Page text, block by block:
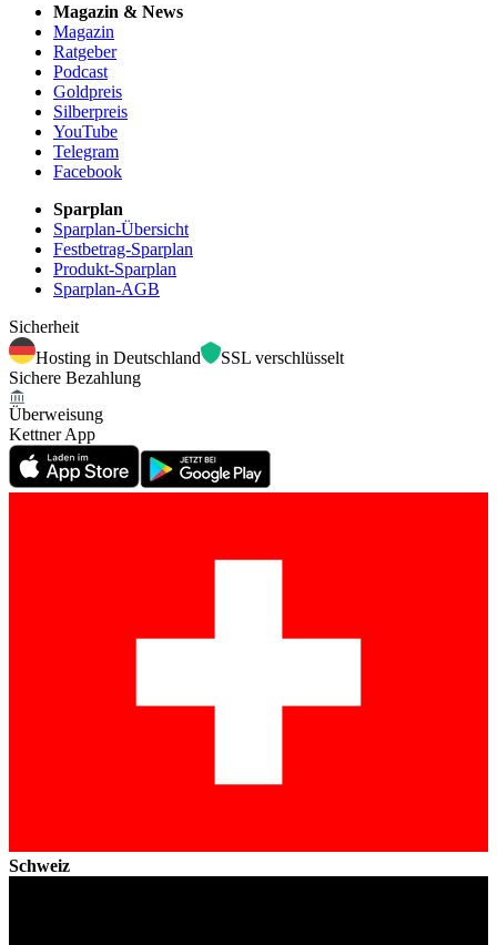
Magazin & News
Magazin
Ratgeber
Podcast
Goldpreis
Silberpreis
YouTube
Telegram
Facebook
Sparplan
Sparplan-Übersicht
Festbetrag-Sparplan
Produkt-Sparplan
Sparplan-AGB
Sicherheit
Hosting in Deutschland
SSL verschlüsselt
Sichere Bezahlung
Überweisung
Kettner App
Schweiz